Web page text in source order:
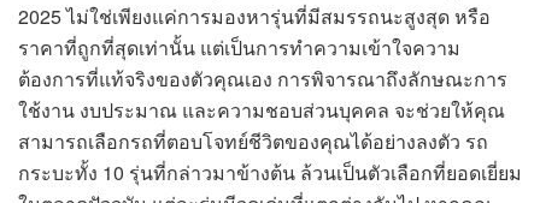
2025 ไม่ใช่เพียงแค่การมองหารุ่นที่มีสมรรถนะสูงสุด หรือ
ราคาที่ถูกที่สุดเท่านั้น แต่เป็นการทำความเข้าใจความ
ต้องการที่แท้จริงของตัวคุณเอง การพิจารณาถึงลักษณะการ
ใช้งาน งบประมาณ และความชอบส่วนบุคคล จะช่วยให้คุณ
สามารถเลือกรถที่ตอบโจทย์ชีวิตของคุณได้อย่างลงตัว รถ
กระบะทั้ง 10 รุ่นที่กล่าวมาข้างต้น ล้วนเป็นตัวเลือกที่ยอดเยี่ยม